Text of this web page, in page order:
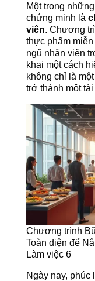
Một trong
chứng minh là
viên. Chương
thực phẩm
ngũ nhân viên
khai một cách
không chỉ là
trở thành một
Chương trình
Toàn diện để
Làm việc 6
Ngày nay,